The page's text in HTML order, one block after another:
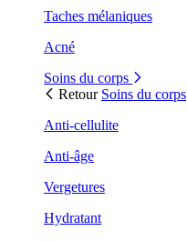
Taches mélaniques
Acné
Soins du corps
Retour Soins du corps
Anti-cellulite
Anti-âge
Vergetures
Hydratant